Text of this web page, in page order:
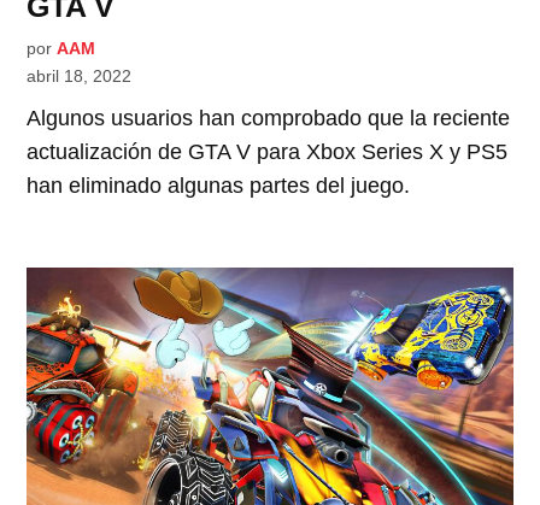
por AAM
abril 18, 2022
Algunos usuarios han comprobado que la reciente
actualización de GTA V para Xbox Series X y PS5
han eliminado algunas partes del juego.